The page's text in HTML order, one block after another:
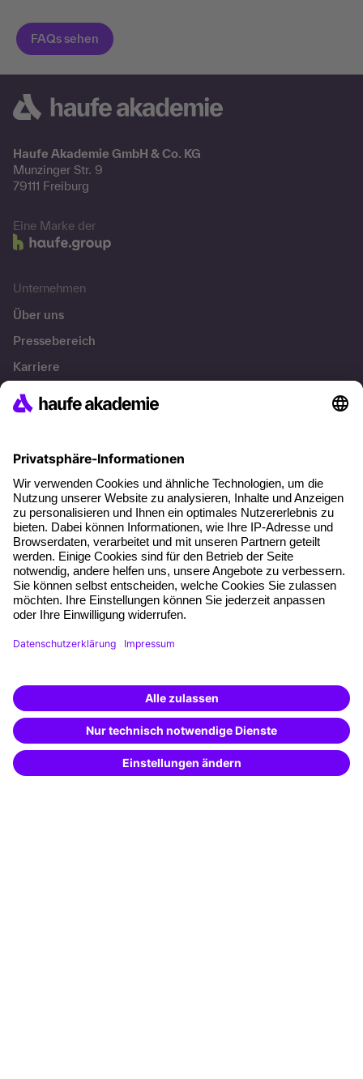
Haufe Akademie GmbH & Co. KG
Munzinger Str. 9
79111 Freiburg
Eine Marke der
Unternehmen
Über uns
Pressebereich
Karriere
Referenzen
Über unser Angebot
Planungssicherheit
Freie Seminarplätze
Qualitätsstandards
Planung und Locations
Fördermöglichkeiten
Weiterbildungs-App
Besondere Angebote
Potenzialanalyse
Transfercoaching
Weiterbildung finden -
mit KI-Power!
Beschreibe was du suchst und erhalte
passende Weiterbildungen vomKI-Berater
– schnell und treffsicher.